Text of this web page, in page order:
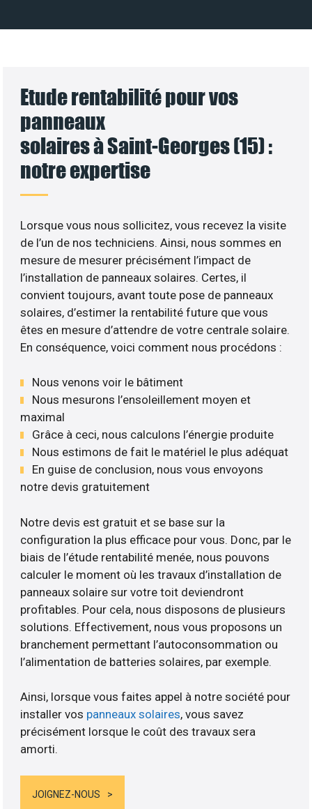
Etude rentabilité pour vos
panneaux
solaires à Saint-Georges (15) :
notre expertise
Lorsque vous nous sollicitez, vous recevez la visite
de l’un de nos techniciens. Ainsi, nous sommes en
mesure de mesurer précisément l’impact de
l’installation de panneaux solaires. Certes, il
convient toujours, avant toute pose de panneaux
solaires, d’estimer la rentabilité future que vous
êtes en mesure d’attendre de votre centrale solaire.
En conséquence, voici comment nous procédons :
Nous venons voir le bâtiment
Nous mesurons l’ensoleillement moyen et
maximal
Grâce à ceci, nous calculons l’énergie produite
Nous estimons de fait le matériel le plus adéquat
En guise de conclusion, nous vous envoyons
notre devis gratuitement
Notre devis est gratuit et se base sur la
configuration la plus efficace pour vous. Donc, par le
biais de l’étude rentabilité menée, nous pouvons
calculer le moment où les travaux d’installation de
panneaux solaire sur votre toit deviendront
profitables. Pour cela, nous disposons de plusieurs
solutions. Effectivement, nous vous proposons un
branchement permettant l’autoconsommation ou
l’alimentation de batteries solaires, par exemple.
Ainsi, lorsque vous faites appel à notre société pour
installer vos panneaux solaires, vous savez
précisément lorsque le coût des travaux sera
amorti.
JOIGNEZ-NOUS